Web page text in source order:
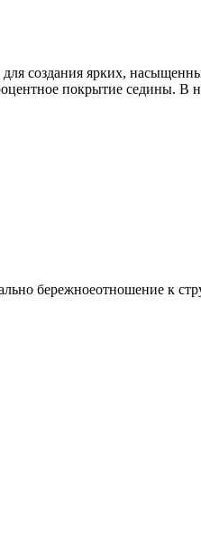
создания ярких,
покрытие седины.
бережноеотношение к